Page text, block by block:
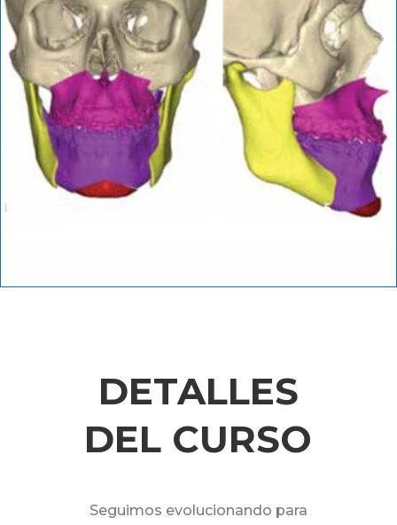
DETALLES
DEL CURSO
Seguimos evolucionando para